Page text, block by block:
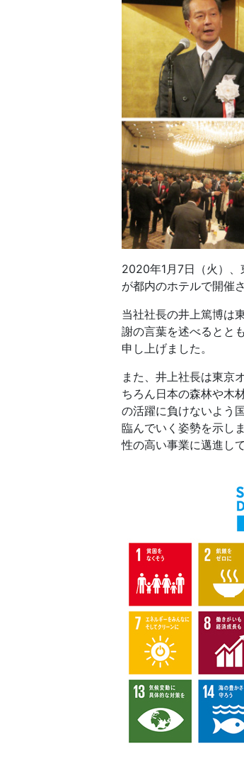
2020年1月7日（火）、
が都内のホテルで開催
当社社長の井上篤博は
謝の言葉を述べるとと
申し上げました。
また、井上社長は東京
ちろん日本の森林や木
の活躍に負けないよう
臨んでいく姿勢を示し
性の高い事業に邁進し